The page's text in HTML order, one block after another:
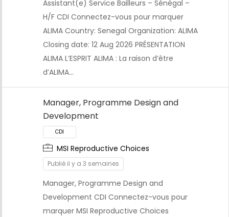
CDI
Assistant(e) Service Bailleurs – Sénégal –
H/F CDI Connectez-vous pour marquer
ALIMA Country: Senegal Organization: ALIMA
Closing date: 12 Aug 2026 PRÉSENTATION
ALIMA L’ESPRIT ALIMA : La raison d’être
d’ALIMA…
Manager, Programme Design and
Development
MSI Reproductive Choices
Publié il y a 3 semaines
Manager, Programme Design and
Development CDI Connectez-vous pour
marquer MSI Reproductive Choices